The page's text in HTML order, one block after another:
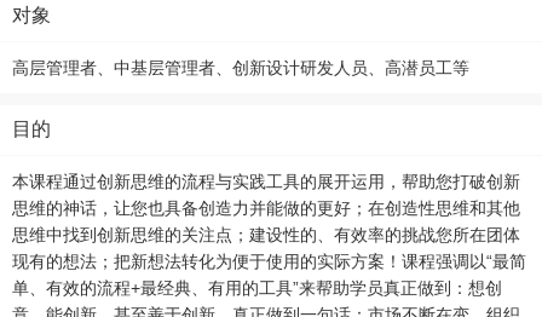
对象
高层管理者、中基层管理者、创新设计研发人员、高潜员工等
目的
本课程通过创新思维的流程与实践工具的展开运用，帮助您打破创新
思维的神话，让您也具备创造力并能做的更好；在创造性思维和其他
思维中找到创新思维的关注点；建设性的、有效率的挑战您所在团体
现有的想法；把新想法转化为便于使用的实际方案！课程强调以“最简
单、有效的流程+最经典、有用的工具”来帮助学员真正做到：想创